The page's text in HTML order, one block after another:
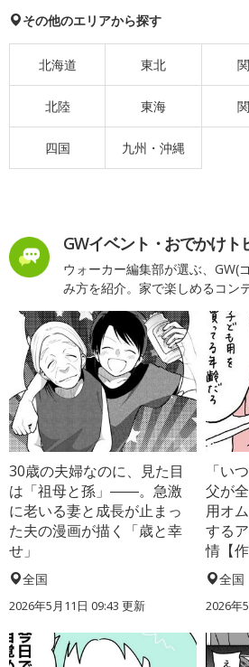
その他のエリアから探す
北海道 東北
北陸 東海
四国 九州・沖縄
GWイベント・おでかけト
ウォーカー編集部が選ぶ、GW(
み方を紹介。家で楽しめるコン
30歳の夫婦なのに、見た目
は「祖母と孫」――。急激
に老いる妻と成長が止まっ
た夫の漫画が描く「歳と幸
せ」
全国
2026年5月11日 09:43 更新
「い
父が
用オ
する
情【
全国
2026年